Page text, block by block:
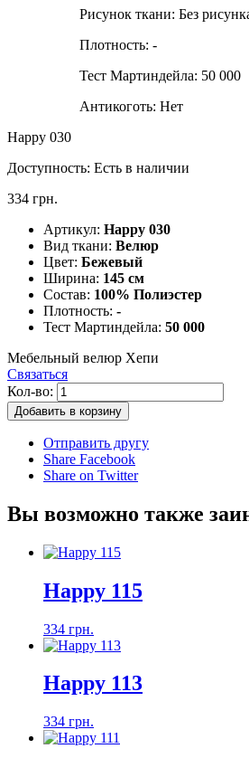
Рисунок ткани: Без
Плотность: -
Тест Мартиндейла: 50 000
Антикоготь: Нет
Happy 030
Доступность: Есть в наличии
334 грн.
Артикул: Happy 030
Вид ткани: Велюр
Цвет: Бежевый
Ширина: 145 см
Состав: 100% Полиэстер
Плотность: -
Тест Мартиндейла: 50 000
Мебельный велюр Хепи
Связаться
Кол-во:
Добавить в корзину
Отправить другу
Share Facebook
Share on Twitter
Вы возможно также
Happy 115
334 грн.
Happy 113
334 грн.